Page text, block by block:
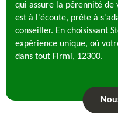
qui assure la pérennité
est à l'écoute, prête à
conseiller. En choisissant
expérience unique, où
dans tout Firmi, 12300.